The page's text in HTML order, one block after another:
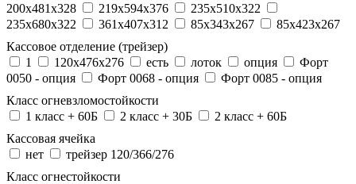
200x481x328
219x594x376
235x510x322
235x680x322
361x407x312 85x343x267
85x423x267
Кассовое отделение (трейзер)
1
120х476х276 есть лоток опция
Форт
0050 - опция
Форт 0068 - опция
Форт 0085 - опция
Класс огневзломостойкости
1 класс + 60Б
2 класс + 30Б
2 класс + 60Б
Кассовая ячейка
нет
трейзер 120/366/276
Класс огнестойкости